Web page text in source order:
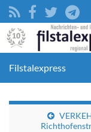
Filstalexpress